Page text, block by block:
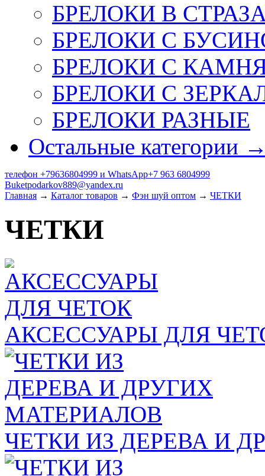
БРЕЛОКИ В
БРЕЛОКИ С
БРЕЛОКИ С
БРЕЛОКИ С
БРЕЛОКИ РАЗНЫЕ
Остальные категории
телефон +79636804999 и WhatsApp+7 963 6804999
Buketpodarkov889@yandex.ru
Главная → Каталог товаров → Фэн шуй оптом → ЧЕТКИ
ЧЕТКИ
АКСЕССУАРЫ ДЛЯ
ЧЕТКИ ИЗ ДЕРЕВА И